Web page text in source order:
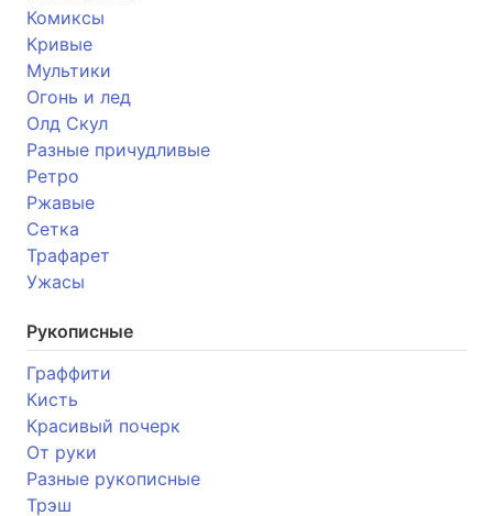
Комиксы
Кривые
Мультики
Огонь и лед
Олд Скул
Разные причудливые
Ретро
Ржавые
Сетка
Трафарет
Ужасы
Рукописные
Граффити
Кисть
Красивый почерк
От руки
Разные рукописные
Трэш